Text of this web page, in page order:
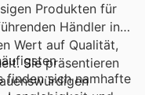
Produkten für
Händler in
Wert auf Qualität,
Sie präsentieren
finden sich namhafte